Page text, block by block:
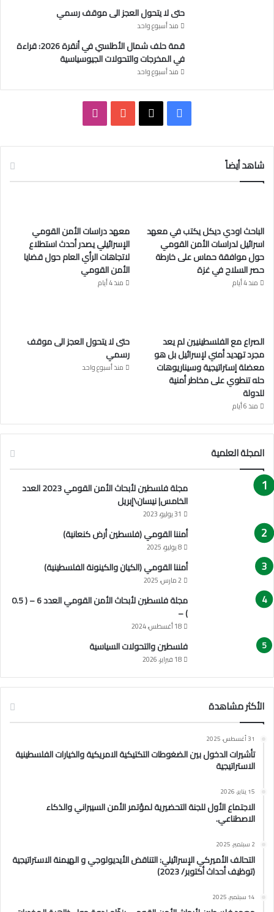
حتى لا يتحول العجز الى موقف رسمي
منذ أسبوع واحد
قمة حلف شمال الأطلسي في أنقرة 2026: قراءة
في المخرجات والتحولات الجيوسياسية
منذ أسبوع واحد
ب
ك
u
u
b
e
ت
ر
ا
شاهد أيضاً
الباحث اودي ديكل يكتب في معهد
اسرائيل لدراسات الأمن القومي
حول موافقة حماس على خارطة
حصر السلاح في غزة
منذ 4 أيام
معهد دراسات الأمن القومي
الإسرائيلي يصدر أحدث استطلاع
لاتجاهات الرأي العام حول قضايا
الأمن القومي
منذ 4 أيام
الصراع مع الفلسطينيين لم يعد
مجرد تهديد أمني لإسرائيل بل هو
معضلة إستراتيجية وسيناريوهات
حله تنطوي على مخاطر أمنية
للدولة
منذ 6 أيام
حتى لا يتحول العجز الى موقف
رسمي
منذ أسبوع واحد
المجلة العلمية
مجلة فلسطين لأبحاث الأمن القومي 2023 العدد
الخامس| نيسان\إبريل
31 يوليو، 2023
أمننا القومي (فلسطين أرض كنعانية)
8 يوليو، 2025
أمننا القومي (الكيان والكينونة الفلسطينية)
2 مارس، 2025
مجلة فلسطين لأبحاث الأمن القومي العدد 6 – ( 0.5
) –
18 أغسطس، 2024
فلسطين والتحولات السياسية
18 فبراير، 2026
الأكثر مشاهدة
31 أغسطس، 2025
تأشيرات الدخول بين الضغوطات التكتيكية الامريكية والخيارات الفلسطينية
الاستراتيجية
15 يناير، 2026
الاجتماع الأول للجنة التحضيرية لمؤتمر الأمن السيبراني والذكاء
الاصطناعي.
2 سبتمبر، 2025
التحالف الأميركي الإسرائيلي: التناقض الأيديولوجي و الهيمنة الاستراتيجية
(توظيف أحداث أكتوبر/ 2023)
14 سبتمبر، 2025